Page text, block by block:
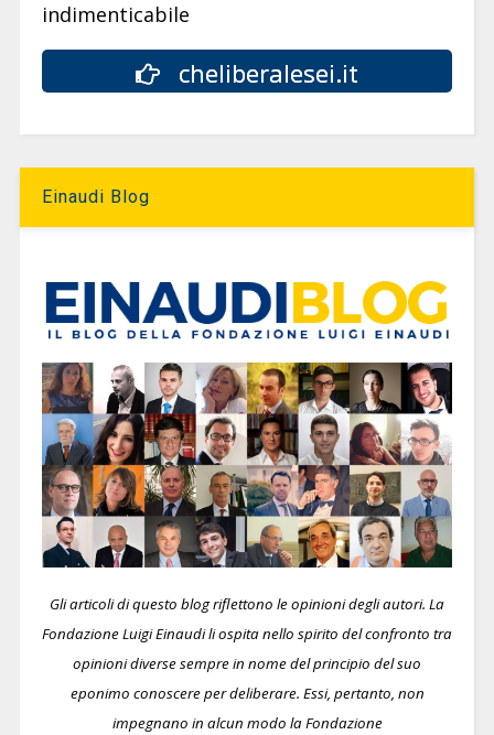
indimenticabile
cheliberalesei.it
Einaudi Blog
Gli articoli di questo blog riflettono le opinioni degli autori. La
Fondazione Luigi Einaudi li ospita nello spirito del confronto tra
opinioni diverse sempre in nome del principio del suo
eponimo conoscere per deliberare. Essi, pertanto, non
impegnano in alcun modo la Fondazione